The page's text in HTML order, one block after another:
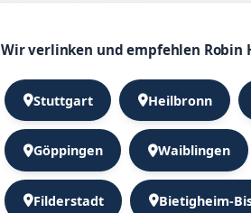
Wir verlinken und empfehlen Robin
Stuttgart Heilbronn
Göppingen Waiblingen
Filderstadt Bietigheim-